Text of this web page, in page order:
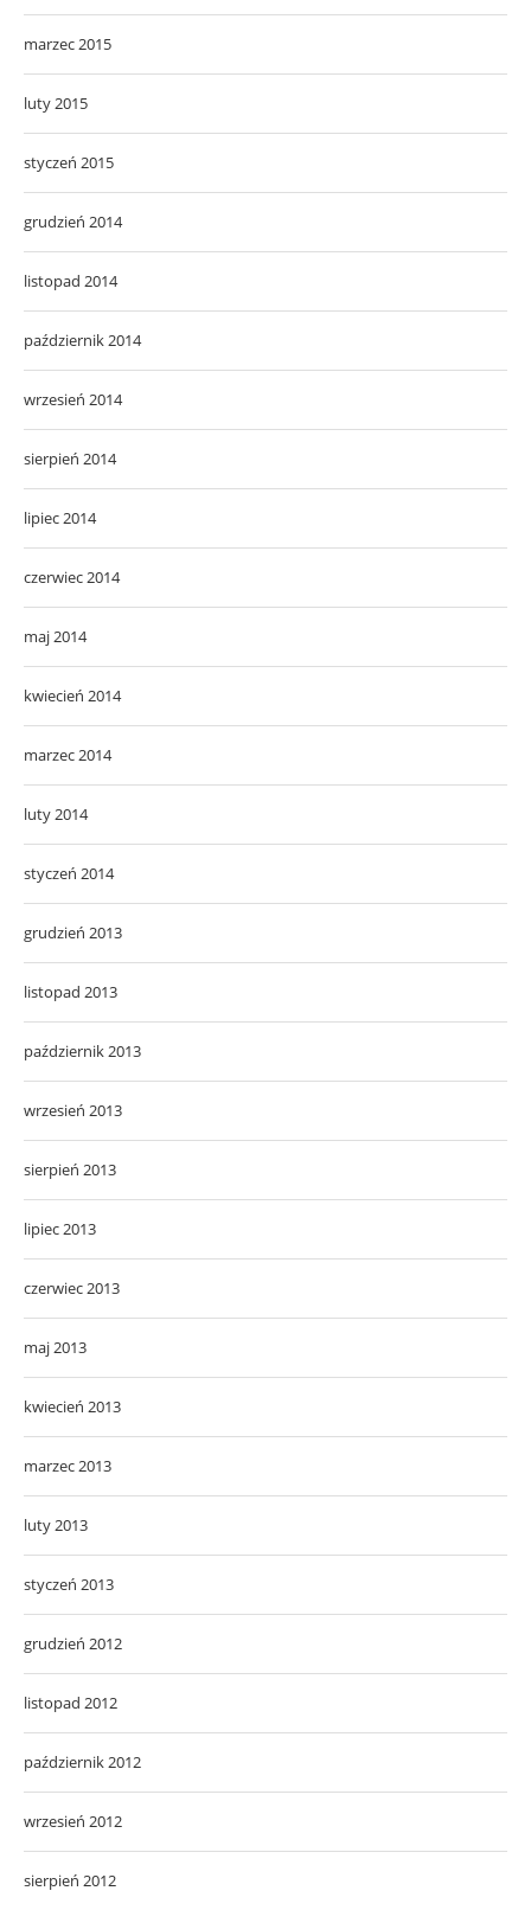
marzec 2015
luty 2015
styczeń 2015
grudzień 2014
listopad 2014
październik 2014
wrzesień 2014
sierpień 2014
lipiec 2014
czerwiec 2014
maj 2014
kwiecień 2014
marzec 2014
luty 2014
styczeń 2014
grudzień 2013
listopad 2013
październik 2013
wrzesień 2013
sierpień 2013
lipiec 2013
czerwiec 2013
maj 2013
kwiecień 2013
marzec 2013
luty 2013
styczeń 2013
grudzień 2012
listopad 2012
październik 2012
wrzesień 2012
sierpień 2012